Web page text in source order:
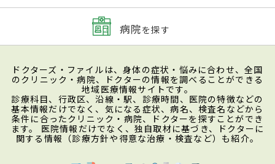
病院を探す
ドクターズ・ファイルは、身体の症状・悩みに合わせ、全国
のクリニック・病院、ドクターの情報を調べることができる
地域医療情報サイトです。
診療科目、行政区、沿線・駅、診療時間、医院の特徴などの
基本情報だけでなく、気になる症状、病名、検査名などから
条件に合ったクリニック・病院、ドクターを探すことができ
ます。 医院情報だけでなく、独自取材に基づき、ドクターに
関する情報（診療方針や得意な治療・検査など）も紹介。